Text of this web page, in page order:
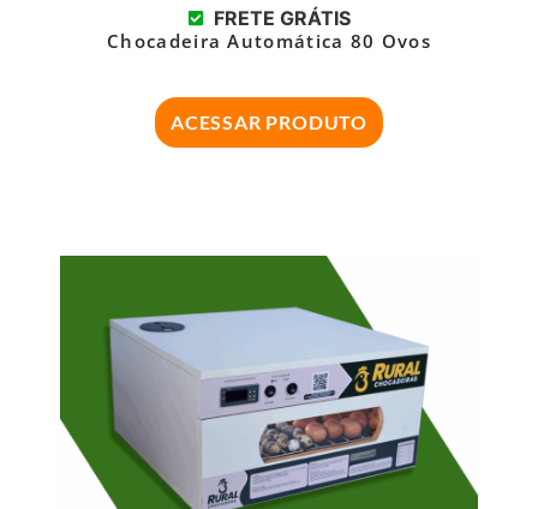
FRETE GRÁTIS
Chocadeira Automática 80 Ovos
ACESSAR PRODUTO